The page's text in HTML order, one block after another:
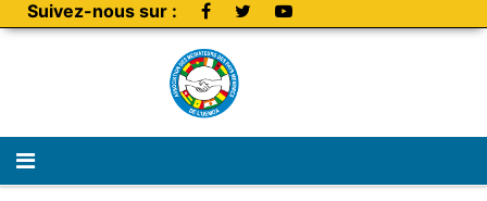
Suivez-nous sur :